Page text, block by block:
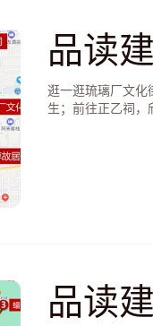
品读
—京报
逛一逛琉璃厂文化
生；前往正乙祠，
品读